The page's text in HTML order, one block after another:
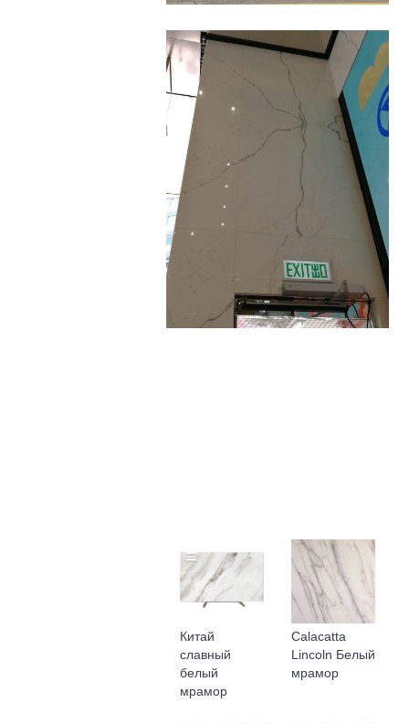
Китай
славный
белый
мрамор
Calacatta
Lincoln Белый
мрамор